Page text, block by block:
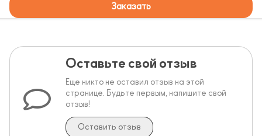
Заказать
Оставьте свой отзыв
Еще никто не оставил отзыв на этой
странице. Будьте первым, напишите свой
отзыв!
Оставить отзыв